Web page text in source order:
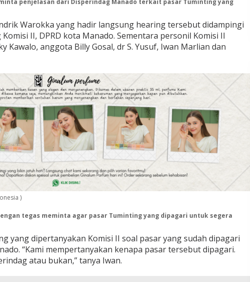
penjelasan dari Disperindag Manado terkait pasar Tuminting yang
Warokka yang hadir langsung hearing tersebut didampingi
II, DPRD kota Manado. Sementara personil Komisi II
Kawalo, anggota Billy Gosal, dr S. Yusuf, Iwan Marlian dan
)
tegas meminta agar pasar Tuminting yang dipagari untuk segera
yang dipertanyakan Komisi II soal pasar yang sudah dipagari
“Kami mempertanyakan kenapa pasar tersebut dipagari.
atau bukan,” tanya Iwan.